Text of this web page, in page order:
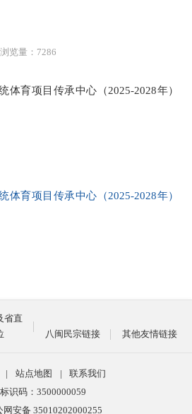
浏览量：7286
体育项目传承中心（2025-2028年）
体育项目传承中心（2025-2028年）
省直
八闽民宗链接 其他友情链接
| 站点地图 |
联系我们
识码：3500000059
网安备 35010202000255